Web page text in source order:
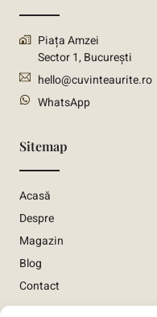
Piața Amzei
Sector 1, București
hello@cuvinteaurite.ro
WhatsApp
Sitemap
Acasă
Despre
Magazin
Blog
Contact